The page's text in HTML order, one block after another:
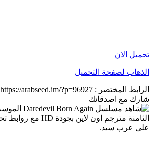
تحميل الان
الذهاب لصفحة التحميل
الرابط المختصر : https://arabseed.im/?p=96927
شارك مع اصدقائك